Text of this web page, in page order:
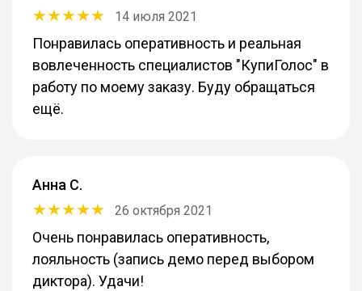
14 июля 2021
Понравилась оперативность и реальная
вовлеченность специалистов "КупиГолос" в
работу по моему заказу. Буду обращаться
ещё.
Анна С.
26 октября 2021
Очень понравилась оперативность,
лояльность (запись демо перед выбором
диктора). Удачи!